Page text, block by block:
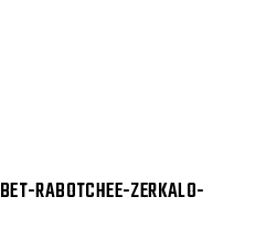
RABOTCHEE-ZERKALO-